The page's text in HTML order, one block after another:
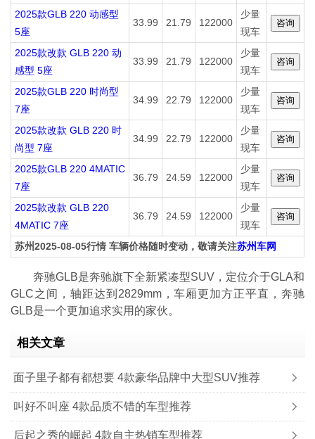
2025款GLB 220 动感型
5座
33.99 21.79 122000
少量
现车
2025款改款 GLB 220 动
感型 5座
33.99 21.79 122000
少量
现车
2025款GLB 220 时尚型
7座
34.99 22.79 122000
少量
现车
2025款改款 GLB 220 时
尚型 7座
34.99 22.79 122000
少量
现车
2025款GLB 220 4MATIC
7座
36.79 24.59 122000
少量
现车
2025款改款 GLB 220
4MATIC 7座
36.79 24.59 122000
少量
现车
苏州2025-08-05行情 车辆价格随时变动，敬请关注苏州车网
奔驰GLB是奔驰旗下全新紧凑型SUV，定位介于GLA和
GLC之间，轴距达到2829mm，车厢更加方正平直，奔驰
GLB是一个更加追求实用的家伙。
相关文章
面子里子都有都想要 4款豪华品牌中大型SUV推荐
叫好不叫座 4款品质不错的车型推荐
后起之秀的崛起 4款自主热销车型推荐